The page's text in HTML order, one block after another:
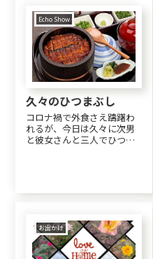
Echo Show
久々のひつまぶし
コロナ禍で外食さえ躊躇わ
れるが、今日は久々に次男
と彼女さんと三人でひつま
合って一安心。これで今年
した、Echo Show...
お出かけ